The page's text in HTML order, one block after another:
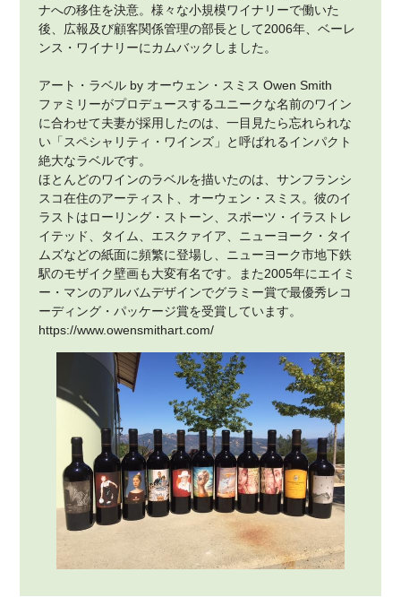
ナへの移住を決意。様々な小規模ワイナリーで働いた
後、広報及び顧客関係管理の部長として2006年、ベーレ
ンス・ワイナリーにカムバックしました。
アート・ラベル by オーウェン・スミス Owen Smith
ファミリーがプロデュースするユニークな名前のワイン
に合わせて夫妻が採用したのは、一目見たら忘れられな
い「スペシャリティ・ワインズ」と呼ばれるインパクト
絶大なラベルです。
ほとんどのワインのラベルを描いたのは、サンフランシ
スコ在住のアーティスト、オーウェン・スミス。彼のイ
ラストはローリング・ストーン、スポーツ・イラストレ
イテッド、タイム、エスクァイア、ニューヨーク・タイ
ムズなどの紙面に頻繁に登場し、ニューヨーク市地下鉄
駅のモザイク壁画も大変有名です。また2005年にエイミ
ー・マンのアルバムデザインでグラミー賞で最優秀レコ
ーディング・パッケージ賞を受賞しています。
https://www.owensmithart.com/